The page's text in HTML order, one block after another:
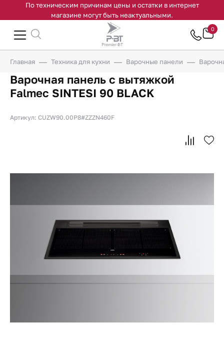
По техническим причинам цены и остатки в интернет
магазине могут быть неактуальными.
0
Главная Техника для кухни Варочные панели
Варочная панель с вытяжкой
Falmec SINTESI 90 BLACK
Артикул: CUZW90.00P8#ZZZN460F